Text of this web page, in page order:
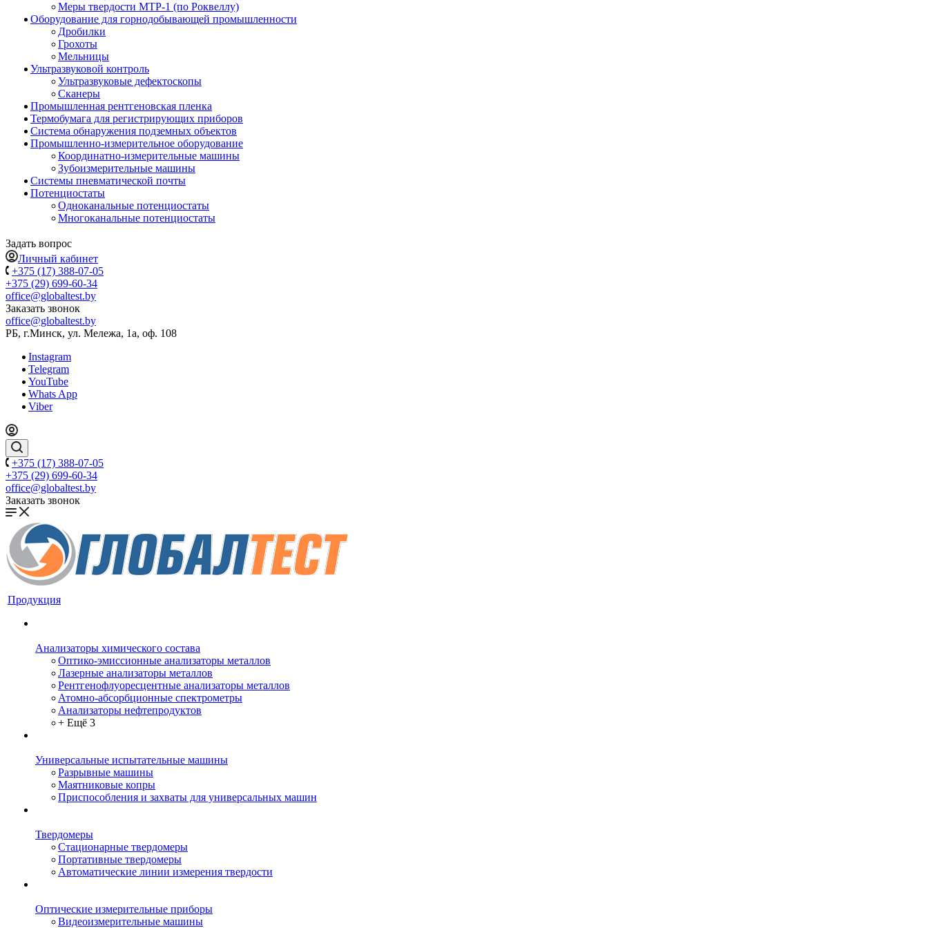
Меры твердости МТР-1 (по Роквеллу)
Оборудование для горнодобывающей промышленности
Дробилки
Грохоты
Мельницы
Ультразвуковой контроль
Ультразвуковые дефектоскопы
Сканеры
Промышленная рентгеновская пленка
Термобумага для регистрирующих приборов
Система обнаружения подземных объектов
Промышленно-измерительное оборудование
Координатно-измерительные машины
Зубоизмерительные машины
Системы пневматической почты
Потенциостаты
Одноканальные потенциостаты
Многоканальные потенциостаты
Задать вопрос
Личный кабинет
+375 (17) 388-07-05
+375 (29) 699-60-34
office@globaltest.by
Заказать звонок
office@globaltest.by
РБ, г.Минск, ул. Мележа, 1а, оф. 108
Instagram
Telegram
YouTube
Whats App
Viber
+375 (17) 388-07-05
+375 (29) 699-60-34
office@globaltest.by
Заказать звонок
Продукция
Анализаторы химического состава
Оптико-эмиссионные анализаторы металлов
Лазерные анализаторы металлов
Рентгенофлуоресцентные анализаторы металлов
Атомно-абсорбционные спектрометры
Анализаторы нефтепродуктов
+ Ещё 3
Универсальные испытательные машины
Разрывные машины
Маятниковые копры
Приспособления и захваты для универсальных машин
Твердомеры
Стационарные твердомеры
Портативные твердомеры
Автоматические линии измерения твердости
Оптические измерительные приборы
Видеоизмерительные машины